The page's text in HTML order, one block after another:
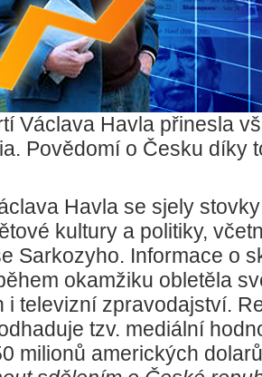
Václava Havla přinesla
Povědomí o Česku díky
Havla se sjely
kultury a politiky,
Sarkozyho. Informace o
okamžiku obletěla
i televizní zpravodajství.
tzv. mediální
milionů amerických